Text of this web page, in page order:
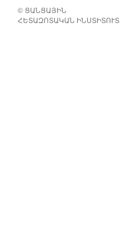
© ՑԱՆՑԱՅԻՆ
ՀԵՏԱԶՈՏԱԿԱՆ ԻՆՍՏԻՏՈՒՏ